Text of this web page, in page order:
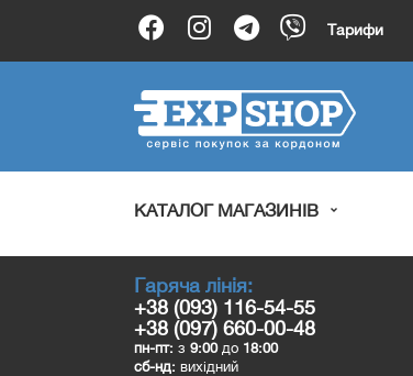
Тарифи
КАТАЛОГ МАГАЗИНІВ
Гаряча лінія:
+38 (093) 116-54-55
+38 (097) 660-00-48
пн-пт: з 9:00 до 18:00
сб-нд: вихідний